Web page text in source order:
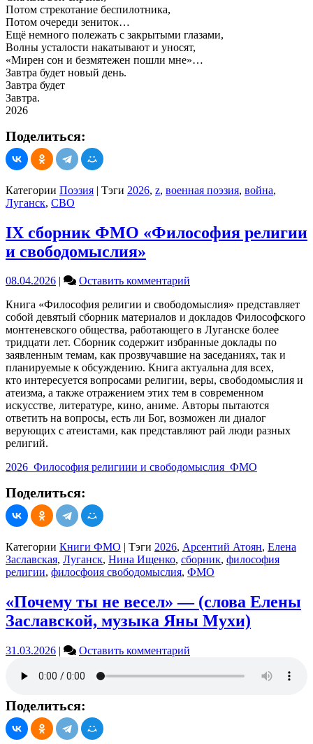
Потом стрекотание беспилотника,
Потом очереди зениток…
Ещё немного полежать с закрытыми глазами,
Волны усталости накатывают и уносят,
«Мирен сон и безмятежен пошли мне»…
Завтра будет новый день.
Завтра будет
Завтра.
2026
Поделиться:
Категории Поэзия | Тэги 2026, z, военная поэзия, война,
Луганск, СВО
IX сборник ФМО «Философия религии
и свободомыслия»
08.04.2026 | Оставить комментарий
сборник
ФМО
«Философия
религии
и
свободомыслия»
Книга «Философия религии и свободомыслия» представляет
собой девятый сборник материалов и докладов Философского
монтеневского общества, работающего в Луганске более
тридцати лет. Сборник содержит избранные доклады по
заявленным темам, как прозвучавшие на заседаниях, так и
планируемые к обсуждению. Книга актуальна для всех,
кто интересуется вопросами религии, веры, свободомыслия и
атеизма, а также отражением этих тем в современном
искусстве, литературе, кино, аниме. Авторы пытаются
ответить на вопросы, есть ли Бог, возможен ли диалог
верующих с атеистами, как представляют рай люди разных
религий.
2026_Философия религиии и свободомыслия_ФМО
Поделиться:
Категории Книги ФМО | Тэги 2026, Арсентий Атоян, Елена
Заславская, Луганск, Нина Ищенко, сборник, философия
религии, филосфоия свободомыслия, ФМО
«Почему ты не весел» — (слова Елены
Заславской, музыка Яны Мухи)
31.03.2026 | Оставить комментарий
ты
Поделиться: